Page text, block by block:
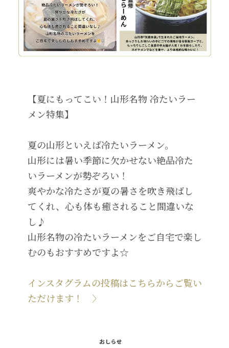
【夏にもってこい！山形名物 冷たいラー
メン特集】
夏の山形といえば冷たいラーメン。
山形には暑い季節に欠かせない絶品冷た
いラーメンが勢ぞろい！
爽やかな冷たさが夏の暑さを吹き飛ばし
てくれ、心も体も癒されること間違いな
し♪
山形名物の冷たいラーメンをご自宅で楽し
むのもおすすめですよ☆
インスタグラムの投稿はこちらからご覧い
ただけます！ 〉